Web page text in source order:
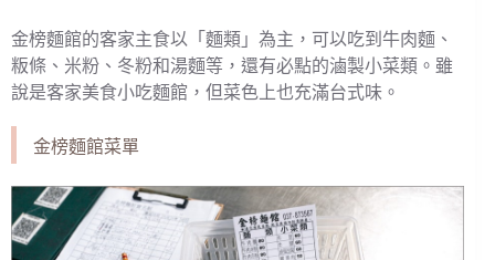
金榜麵館的客家主食以「麵類」為主，可以吃到牛肉麵、
粄條、米粉、冬粉和湯麵等，還有必點的滷製小菜類。雖
說是客家美食小吃麵館，但菜色上也充滿台式味。
金榜麵館菜單